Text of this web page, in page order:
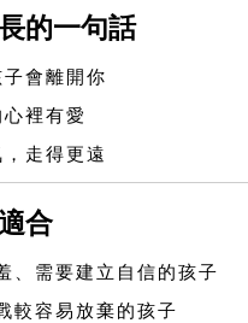
的一句話
會離開你
裡有愛
走得更遠
合
、需要建立自信的孩子
較容易放棄的孩子